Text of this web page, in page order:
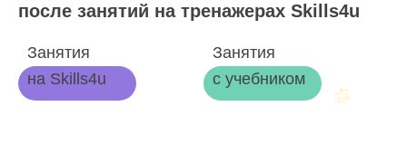
после занятий на тренажерах Skills4u
Занятия
на Skills4u
Занятия
с учебником